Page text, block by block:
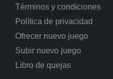
Términos y condiciones
Política de privacidad
Ofrecer nuevo juego
Subir nuevo juego
Libro de quejas